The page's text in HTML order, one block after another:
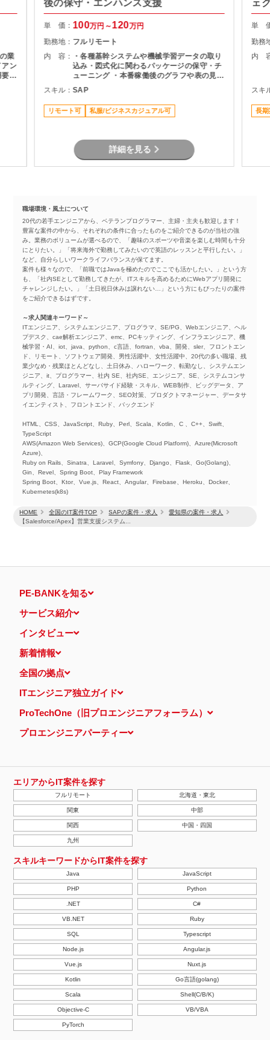
HOME 全国のIT案件TOP SAPの案件・求人
愛知県の案件・求人
【Salesforce/Apex】営業支援システム...
業
件
後の保守・エンハンス支援
単 価： 100万円～120万円
勤務地： フルリモート
内 容：
・各種基幹システムや機械学習データの取り
込み・図式化に関わるパッケージの保守・チ
ューニング ・本番稼働後のグラフや表の見栄
え変更、微修正対応 ・メンバーへの知見・技
術習熟のサポート
スキル：SAP
リモート可 私服/ビジネスカジュアル可
詳細を見る
ェ
単
勤務
内
スキ
長期
職場環境・風土について
20代の若手エンジニアから、ベテランプログラマー、主婦・主夫も歓迎します！
豊富な案件の中から、それぞれの条件に合ったものをご紹介できるのが当社の強
み。業務のボリュームが選べるので、「趣味のスポーツや音楽を楽しむ時間も十分
にとりたい。」「将来海外で勤務してみたいので英語のレッスンと平行したい。」
など、自分らしいワークライフバランスが保てます。
案件も様々なので、「前職ではJavaを極めたのでここでも活かしたい。」という方
も、「社内SEとして勤務してきたが、ITスキルを高めるためにWebアプリ開発に
チャレンジしたい。」「土日祝日休みは譲れない…」という方にもぴったりの案件
をご紹介できるはずです。
～求人関連キーワード～
ITエンジニア、システムエンジニア、プログラマ、SE/PG、Webエンジニア、ヘル
プデスク、cae解析エンジニア、emc、PCキッティング、インフラエンジニア、機
械学習・AI、iot、java、python、c言語、fortran、vba、開発、sler、フロントエン
ド、リモート、ソフトウェア開発、男性活躍中、女性活躍中、20代の多い職場、残
業少なめ・残業ほとんどなし、土日休み、ハローワーク、転勤なし、システムエン
ジニア、it、プログラマー、社内 SE、社内SE、エンジニア、SE、システムコンサ
ルティング、Laravel、サーバサイド経験・スキル、WEB制作、ビッグデータ、ア
プリ開発、言語・フレームワーク、SEO対策、プロダクトマネージャー、データサ
イエンティスト、フロントエンド、バックエンド
HTML、CSS、JavaScript、Ruby、Perl、Scala、Kotlin、C 、C++、Swift、
TypeScript
AWS(Amazon Web Services)、GCP(Google Cloud Platform)、Azure(Microsoft
Azure)、
Ruby on Rails、Sinatra、Laravel、Symfony、Django、Flask、Go(Golang)、
Gin、Revel、Spring Boot、Play Framework
Spring Boot、Ktor、Vue.js、React、Angular、Firebase、Heroku、Docker、
Kubernetes(k8s)
PE-BANKを知る
サービス紹介
インタビュー
新着情報
全国の拠点
ITエンジニア独立ガイド
ProTechOne（旧プロエンジニアフォーラム）
プロエンジニアパーティー
エリアからIT案件を探す
フルリモート 北海道・東北
関東 中部
関西 中国・四国
九州
スキルキーワードからIT案件を探す
Java JavaScript
PHP Python
.NET C#
VB.NET Ruby
SQL Typescript
Node.js Angular.js
Vue.js Nuxt.js
Kotlin Go言語(golang)
Scala Shell(C/B/K)
Objective-C VB/VBA
PyTorch